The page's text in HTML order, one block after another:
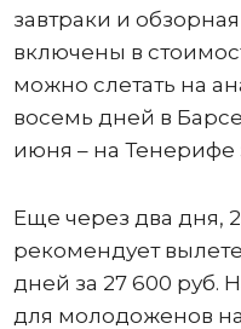
завтраки и
включены в
можно слетать на
восемь дней в
июня – на Тенерифе
Еще через два дня,
рекомендует
дней за 27 600 руб.
для молодоженов